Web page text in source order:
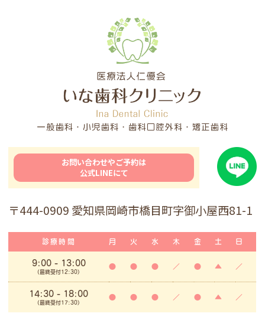
お問い合わせやご予約は
公式LINEにて
〒444-0909 愛知県岡崎市橋目町字御小屋西81-1
診療時間 月 火 水 木 金 土 日
9:00- 13:00
(最終受付12:30)
● ● ● ／ ● ▲ ／
14:30 - 18:00
(最終受付17:30)
● ● ● ／ ● ▲ ／